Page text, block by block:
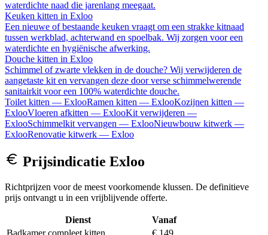
waterdichte naad die jarenlang meegaat.
Keuken kitten in Exloo
Een nieuwe of bestaande keuken vraagt om een strakke kitnaad
tussen werkblad, achterwand en spoelbak. Wij zorgen voor een
waterdichte en hygiënische afwerking.
Douche kitten in Exloo
Schimmel of zwarte vlekken in de douche? Wij verwijderen de
aangetaste kit en vervangen deze door verse schimmelwerende
sanitairkit voor een 100% waterdichte douche.
Toilet kitten — ExlooRamen kitten — ExlooKozijnen kitten —
ExlooVloeren afkitten — ExlooKit verwijderen —
ExlooSchimmelkit vervangen — ExlooNieuwbouw kitwerk —
ExlooRenovatie kitwerk — Exloo
Prijsindicatie Exloo
Richtprijzen voor de meest voorkomende klussen. De definitieve
prijs ontvangt u in een vrijblijvende offerte.
Dienst
Vanaf
Badkamer compleet kitten
€ 149